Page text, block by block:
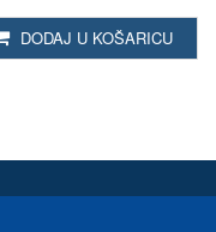
DODAJ U KOŠARICU